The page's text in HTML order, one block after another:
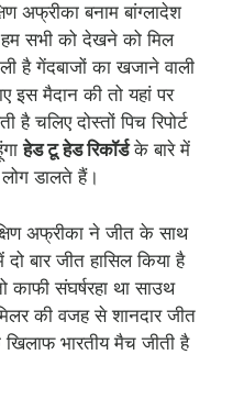
अफ्रीका बनाम बांग्लादेश
हम सभी को देखने को मिल
है गेंदबाजों का खजाने वाली
इस मैदान की तो यहां पर
है चलिए दोस्तों पिच रिपोर्ट
हेड टू हेड रिकॉर्डके बारे में
डालते हैं।
अफ्रीका ने जीत के साथ
बार जीत हासिल किया है
काफी संघर्षरहा था साउथ
की वजह से शानदार जीत
खिलाफ भारतीय मैच जीती है